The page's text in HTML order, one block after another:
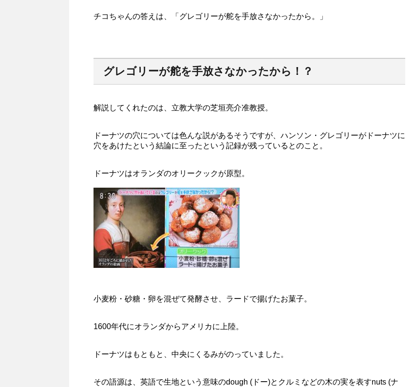
チコちゃんの答えは、「グレゴリーが舵を手放さなかったから。」
グレゴリーが舵を手放さなかったから！？
解説してくれたのは、立教大学の芝垣亮介准教授。
ドーナツの穴については色んな説があるそうですが、ハンソン・グレゴリーがドーナツに
穴をあけたという結論に至ったという記録が残っているとのこと。
ドーナツはオランダのオリークックが原型。
小麦粉・砂糖・卵を混ぜて発酵させ、ラードで揚げたお菓子。
1600年代にオランダからアメリカに上陸。
ドーナツはもともと、中央にくるみがのっていました。
その語源は、英語で生地という意味のdough (ドー)とクルミなどの木の実を表すnuts (ナ